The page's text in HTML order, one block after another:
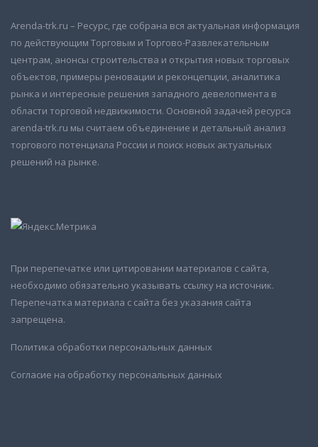
Arenda-trk.ru – Ресурс, где собрана вся актуальная информация
по действующим Торговым и Торгово-Развлекательным
центрам, анонсы строительства и открытия новых торговых
объектов, примеры реновации и реконцепции, аналитика
рынка и интересные решения западного девелопмента в
области торговой недвижимости. Основной задачей ресурса
arenda-trk.ru мы считаем объединение и детальный анализ
торгового потенциала России и поиск новых актуальных
решений на рынке.
При перепечатке или цитировании материалов с сайта,
необходимо обязательно указывать ссылку на источник.
Перепечатка материала с сайта без указания сайта
запрещена.
Политика обработки персональных данных
Согласие на обработку персональных данных